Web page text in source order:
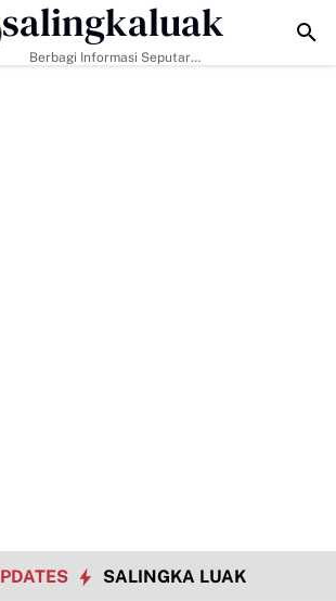
Pilar MPR RI TMMD ke-129 Kodim 0306/
salingkaluak
Berbagi Informasi Seputar
SALINGKA LUAK